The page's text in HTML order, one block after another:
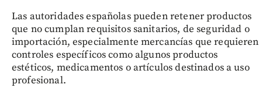
Las autoridades españolas pueden retener productos
que no cumplan requisitos sanitarios, de seguridad o
importación, especialmente mercancías que requieren
controles específicos como algunos productos
estéticos, medicamentos o artículos destinados a uso
profesional.